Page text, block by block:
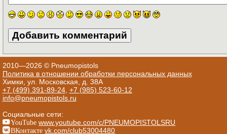
2010—2026 © Pneumopistols
Политика в отношении обработки персональных данных
Химки, ул. Московская, д. 38А
+7 (499) 391-89-24, +7 (985) 523-60-12
info@pneumopistols.ru
Социальные сети:
YouTube www.youtube.com/c/PNEUMOPISTOLSRU
ВКонтакте vk.com/club53004480